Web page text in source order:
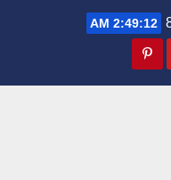
2:49:13 AM